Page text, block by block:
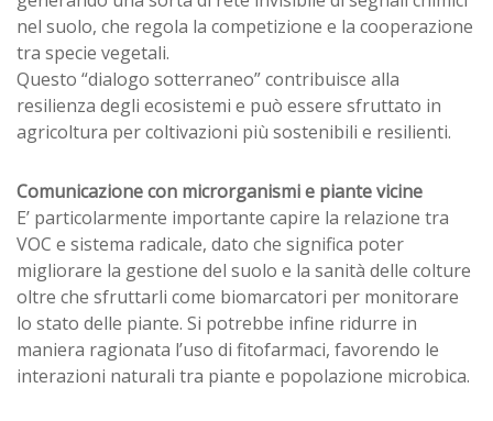
nel suolo, che regola la competizione e la cooperazione
tra specie vegetali.
Questo “dialogo sotterraneo” contribuisce alla
resilienza degli ecosistemi e può essere sfruttato in
agricoltura per coltivazioni più sostenibili e resilienti.
Comunicazione con microrganismi e piante vicine
E’ particolarmente importante capire la relazione tra
VOC e sistema radicale, dato che significa poter
migliorare la gestione del suolo e la sanità delle colture
oltre che sfruttarli come biomarcatori per monitorare
lo stato delle piante. Si potrebbe infine ridurre in
maniera ragionata l’uso di fitofarmaci, favorendo le
interazioni naturali tra piante e popolazione microbica.